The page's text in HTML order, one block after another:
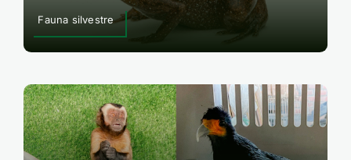
Fauna silvestre